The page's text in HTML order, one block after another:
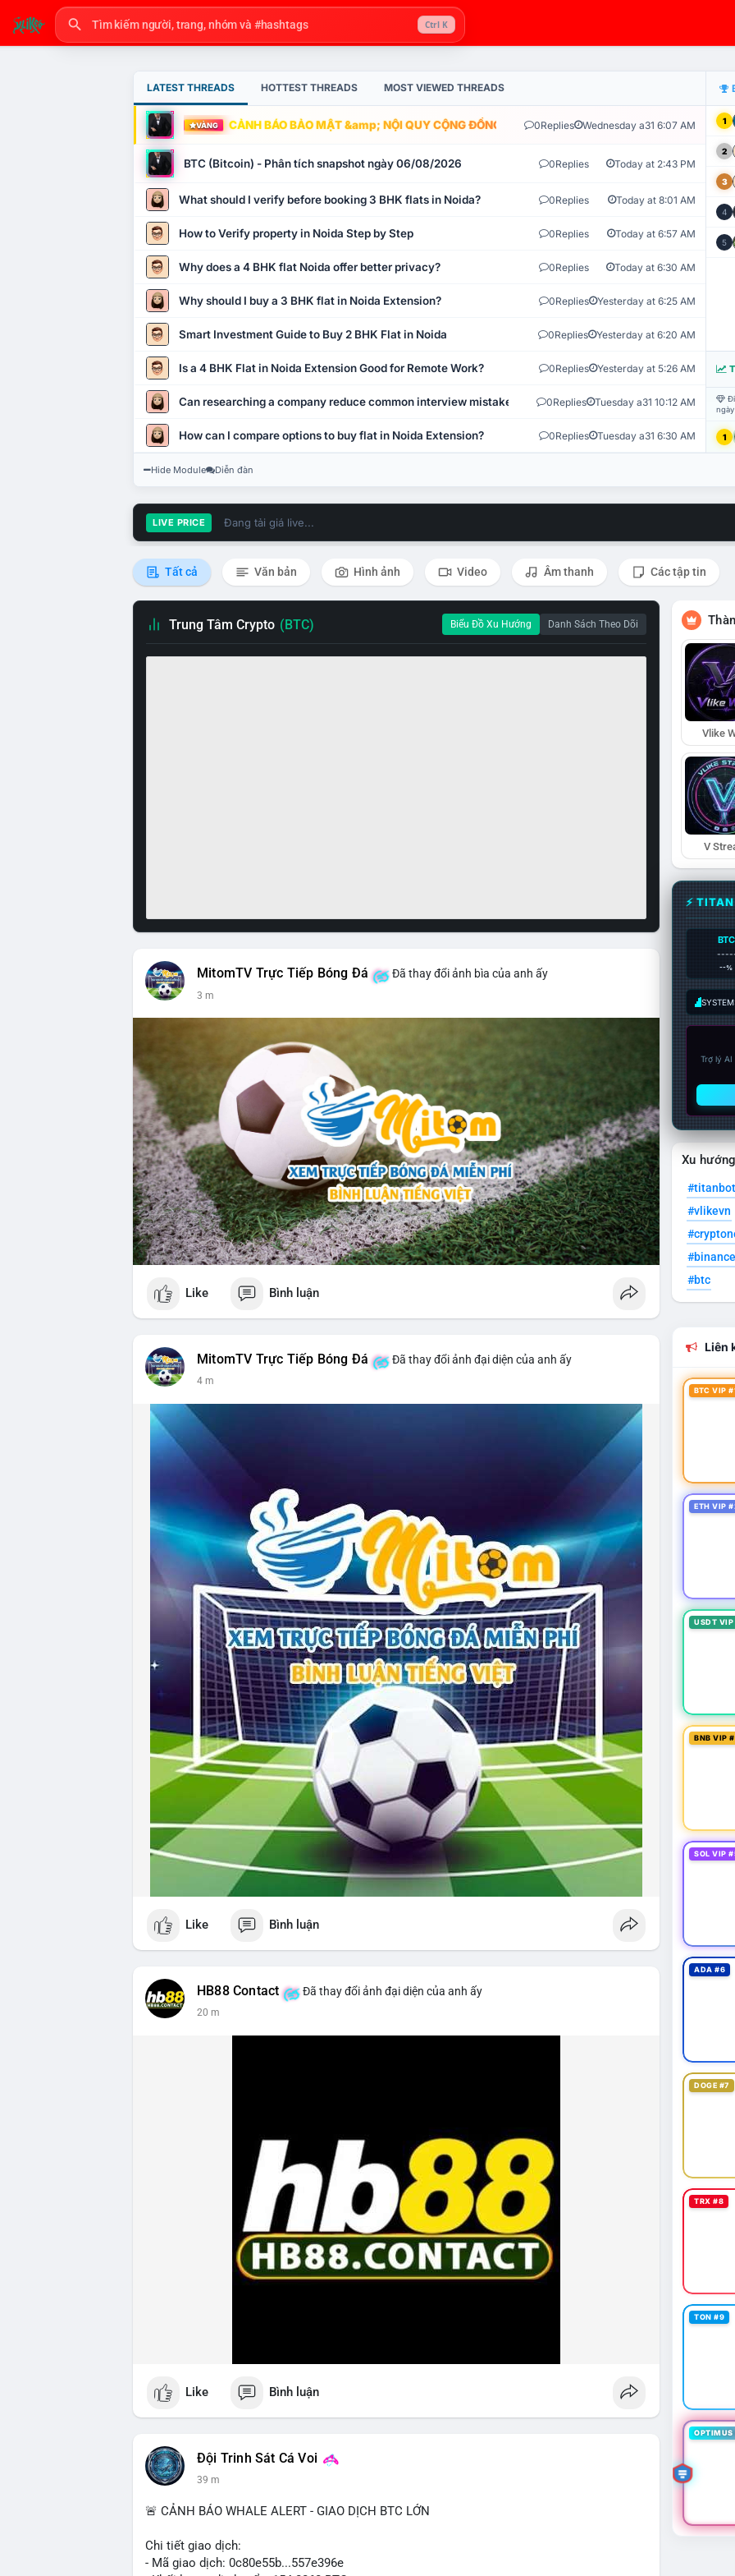
Ctrl K
LATEST THREADS HOTTEST THREADS MOST VIEWED THREADS
VÀNG CẢNH BÁO BẢO MẬT &amp; NỘI QUY CỘNG ĐỒNG VLIKE.VN: HỆ THỐNG GIÁM SÁT TỰ
0Replies Wednesday a31 6:07 AM
BTC (Bitcoin) - Phân tích snapshot ngày 06/08/2026 0Replies Today at 2:43 PM
What should I verify before booking 3 BHK flats in Noida? 0Replies Today at 8:01 AM
How to Verify property in Noida Step by Step 0Replies Today at 6:57 AM
Why does a 4 BHK flat Noida offer better privacy? 0Replies Today at 6:30 AM
Why should I buy a 3 BHK flat in Noida Extension? 0Replies Yesterday at 6:25 AM
Smart Investment Guide to Buy 2 BHK Flat in Noida 0Replies Yesterday at 6:20 AM
Is a 4 BHK Flat in Noida Extension Good for Remote Work? 0Replies Yesterday at 5:26 AM
Can researching a company reduce common interview mistakes? 0Replies Tuesday a31 10:12 AM
How can I compare options to buy flat in Noida Extension? 0Replies Tuesday a31 6:30 AM
1
2
3
4
5
1
Hide Module Diễn đàn
LIVE PRICE Đang tải giá live...
Tất cả Văn bản Hình ảnh Video Âm thanh Các tập tin
Trung Tâm Crypto (BTC) Biểu Đồ Xu Hướng Danh Sách Theo Dõi
MitomTV Trực Tiếp Bóng Đá Đã thay đổi ảnh bìa của anh ấy
3 m
Like Bình luận
MitomTV Trực Tiếp Bóng Đá Đã thay đổi ảnh đại diện của anh ấy
4 m
Like Bình luận
HB88 Contact Đã thay đổi ảnh đại diện của anh ấy
20 m
Like Bình luận
Đội Trinh Sát Cá Voi
39 m
🚨 CẢNH BÁO WHALE ALERT - GIAO DỊCH BTC LỚN
Chi tiết giao dịch:
- Mã giao dịch: 0c80e55b...557e396e
Vlike
V
⚡
BTC
--%
Trợ lý
Xu
#titanbot
#vlikevn
#btc
Liên
BTC VIP
ETH VIP
USDT
BNB VIP
SOL VIP
ADA #6
DOGE #7
TRX #8
TON #9
OPTIMUS